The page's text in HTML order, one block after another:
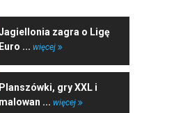
zagra o Ligę
Euro ... więcej
Planszówki, gry XXL i
malowan ... więcej